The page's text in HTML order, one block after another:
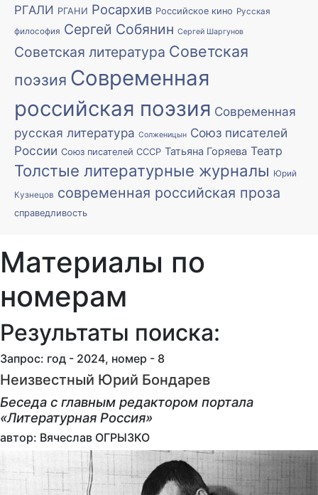
РГАЛИ РГАНИ Росархив Российское кино Русская
философия Сергей Собянин Сергей Шаргунов
Советская литература Советская
поэзия Современная
российская поэзия Современная
русская литература Солженицын Союз писателей
России Союз писателей СССР Татьяна Горяева Театр
Толстые литературные журналы Юрий
Кузнецов современная российская проза
справедливость
Материалы по
номерам
Результаты поиска:
Запрос: год - 2024, номер - 8
Неизвестный Юрий Бондарев
Беседа с главным редактором портала
«Литературная Россия»
автор: Вячеслав ОГРЫЗКО